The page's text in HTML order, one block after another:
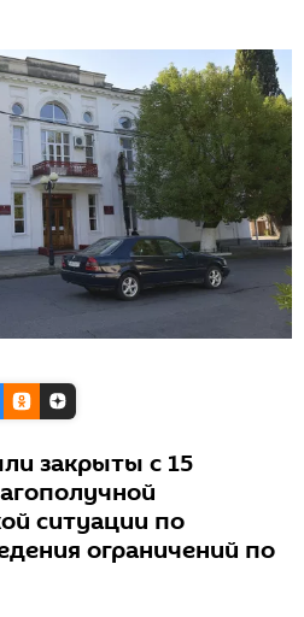
закрыты с 15
ситуации по
ограничений по